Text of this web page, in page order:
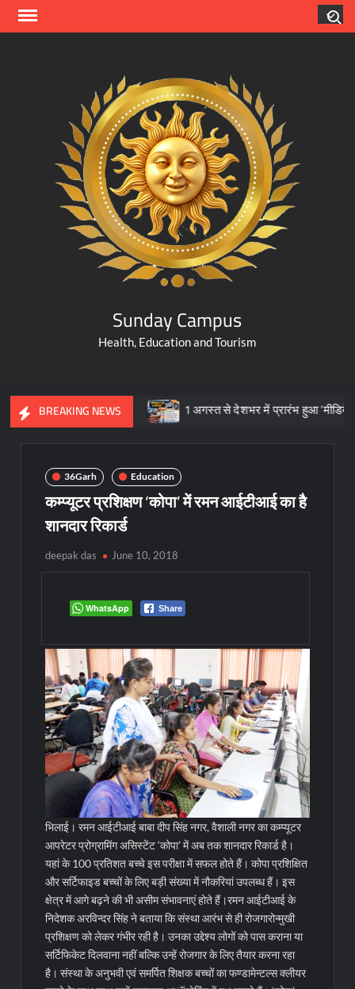
Skip
Sunday Campus
Health, Education and Tourism
BREAKING NEWS
का प्रतीक 1 अगस्त से देशभर में प्रारंभ हुआ ’मीडियेशन फॉर दि
36Garh Education
कम्प्यूटर प्रशिक्षण ‘कोपा’ में रमन आईटीआई का है
शानदार रिकार्ड
deepak das June 10, 2018
WhatsApp Share
भिलाई। रमन आईटीआई बाबा दीप सिंह नगर, वैशाली नगर का कम्प्यूटर
आपरेटर प्रोग्रामिंग असिस्टेंट ‘कोपा’ में अब तक शानदार रिकार्ड है।
यहां के 100 प्रतिशत बच्चे इस परीक्षा में सफल होते हैं। कोपा प्रशिक्षित
और सर्टिफाइड बच्चों के लिए बड़ी संख्या में नौकरियां उपलब्ध हैं। इस
क्षेत्र में आगे बढ़ने की भी असीम संभावनाएं होते हैं।रमन आईटीआई के
निदेशक अरविन्दर सिंह ने बताया कि संस्था आरंभ से ही रोजगारोन्मुखी
प्रशिक्षण को लेकर गंभीर रही है। उनका उद्देश्य लोगों को पास कराना या
सर्टिफिकेट दिलवाना नहीं बल्कि उन्हें रोजगार के लिए तैयार करना रहा
है। संस्था के अनुभवी एवं समर्पित शिक्षक बच्चों का फण्डामेन्टल्स क्लीयर